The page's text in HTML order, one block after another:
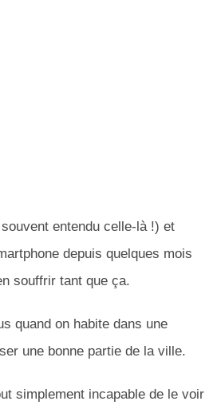
entendu celle-là !) et
depuis quelques mois
souffrir tant que ça.
quand on habite dans une
une bonne partie de la ville.
simplement incapable de le voir